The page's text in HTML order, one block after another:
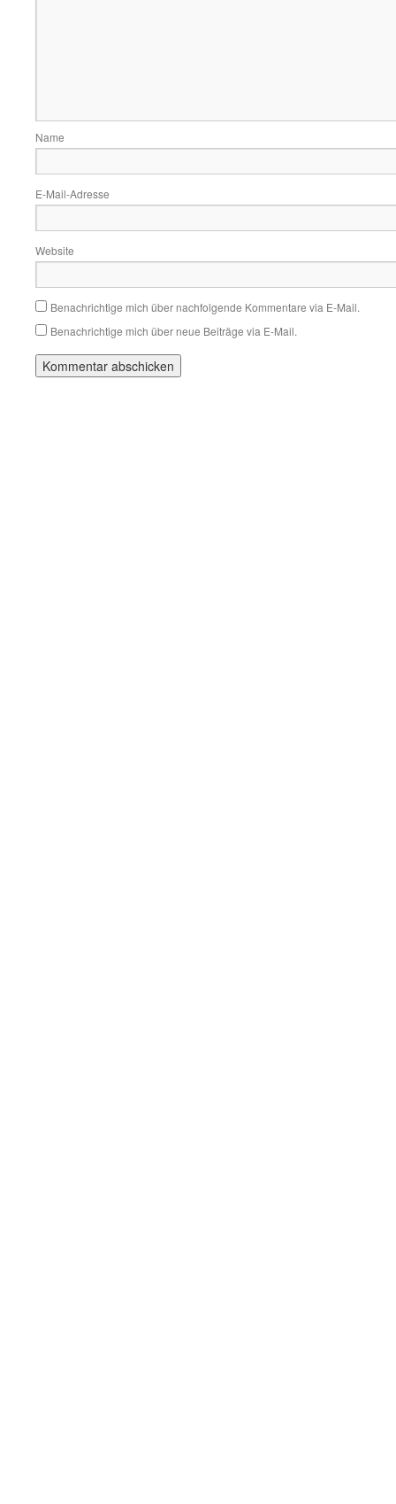
Name
E-Mail-Adresse
Website
Benachrichtige mich über nachfolgende Kommentare via E-Mail.
Benachrichtige mich über neue Beiträge via E-Mail.